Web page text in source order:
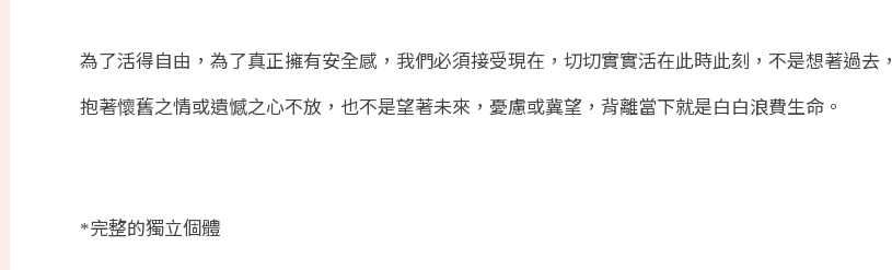
為了活得自由，為了真正擁有安全感，我們必須接受現在，切切實實活在此時此刻，不是想著過去，
抱著懷舊之情或遺憾之心不放，也不是望著未來，憂慮或冀望，背離當下就是白白浪費生命。
*完整的獨立個體